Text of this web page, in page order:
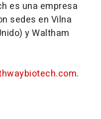
es una empresa
sedes en Vilna
y Waltham
.